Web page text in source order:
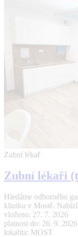
Zubní lékař
Zubní lékaři
Hledáme odborného
kliniku v Mostě.
vloženo: 27. 7. 2026
platnost do: 26. 9. 2026
lokalita: MOST